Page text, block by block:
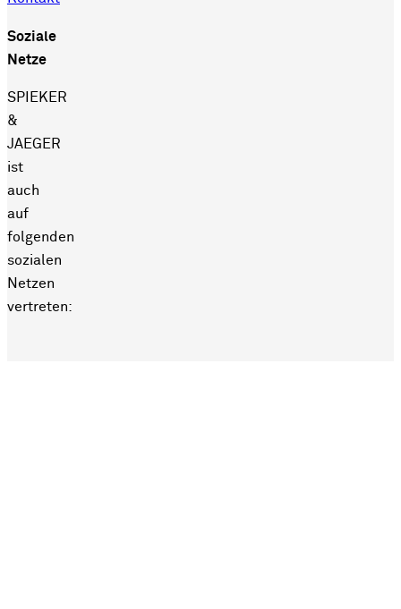
Soziale
Netze
SPIEKER
&
JAEGER
ist
auch
auf
folgenden
sozialen
Netzen
vertreten: